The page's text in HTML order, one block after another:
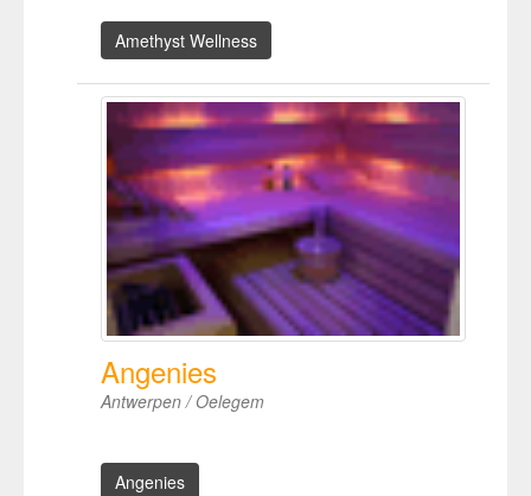
Amethyst Wellness
Angenies
Antwerpen / Oelegem
Angenies